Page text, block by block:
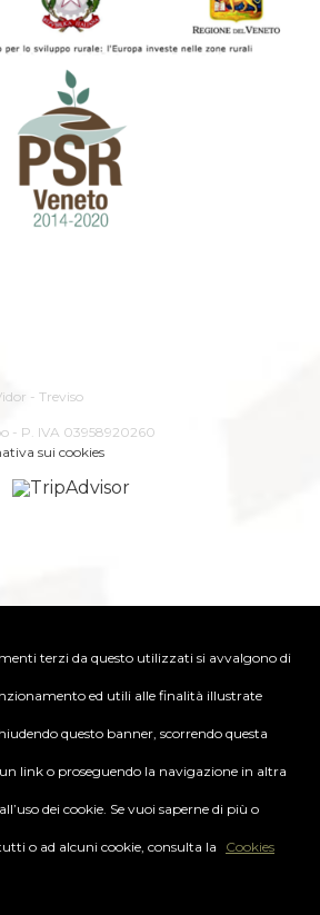
- Treviso
- P. IVA 03958920260
sui cookies
terzi da questo utilizzati si avvalgono di
ed utili alle finalità illustrate
questo banner, scorrendo questa
link o proseguendo la navigazione in altra
dei cookie. Se vuoi saperne di più o
o ad alcuni cookie, consulta la Cookies